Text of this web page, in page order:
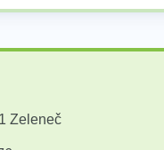
Zeleneč